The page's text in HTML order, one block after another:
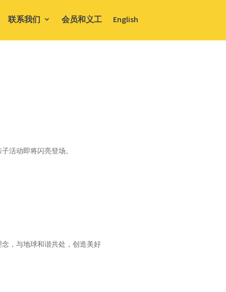
联系我们 会员和义工 English
活动即将闪亮登场。
，与地球和谐共处，创造美好